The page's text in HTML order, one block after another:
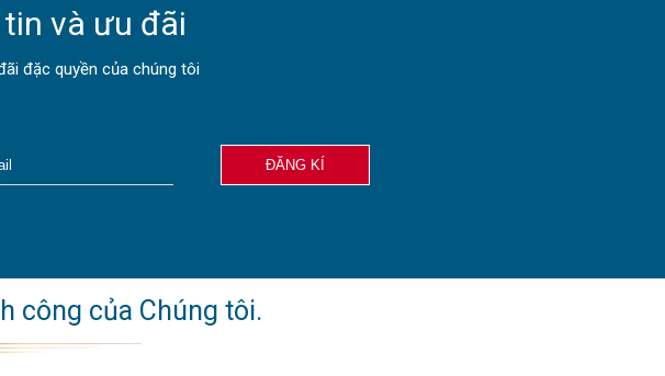
và ưu đãi
đặc quyền của chúng tôi
ĐĂNG KÍ
công của Chúng tôi.